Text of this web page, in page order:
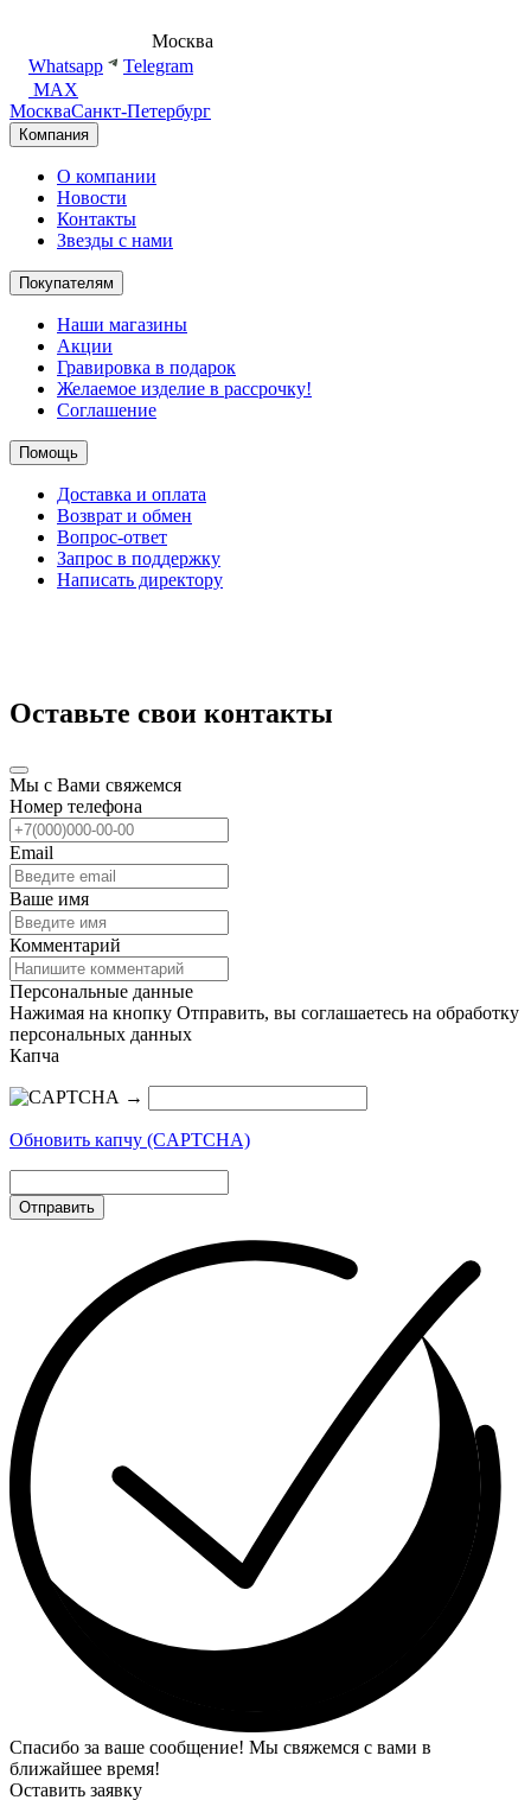
Москва
Whatsapp
Telegram
MAX
МоскваСанкт-Петербург
Компания
О компании
Новости
Контакты
Звезды с нами
Покупателям
Наши магазины
Акции
Гравировка в подарок
Желаемое изделие в рассрочку!
Соглашение
Помощь
Доставка и оплата
Возврат и обмен
Вопрос-ответ
Запрос в поддержку
Написать директору
Оставьте свои контакты
Мы с Вами свяжемся
Номер телефона
Email
Ваше имя
Комментарий
Персональные данные
Нажимая на кнопку Отправить, вы соглашаетесь на обработку
персональных данных
Капча
→
Обновить капчу (CAPTCHA)
Отправить
Спасибо за ваше сообщение! Мы свяжемся с вами в
ближайшее время!
Оставить заявку